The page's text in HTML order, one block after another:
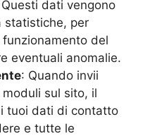
dati vengono
statistiche, per
del
eventuali anomalie.
: Quando invii
sul sito, il
tuoi dati di contatto
e tutte le